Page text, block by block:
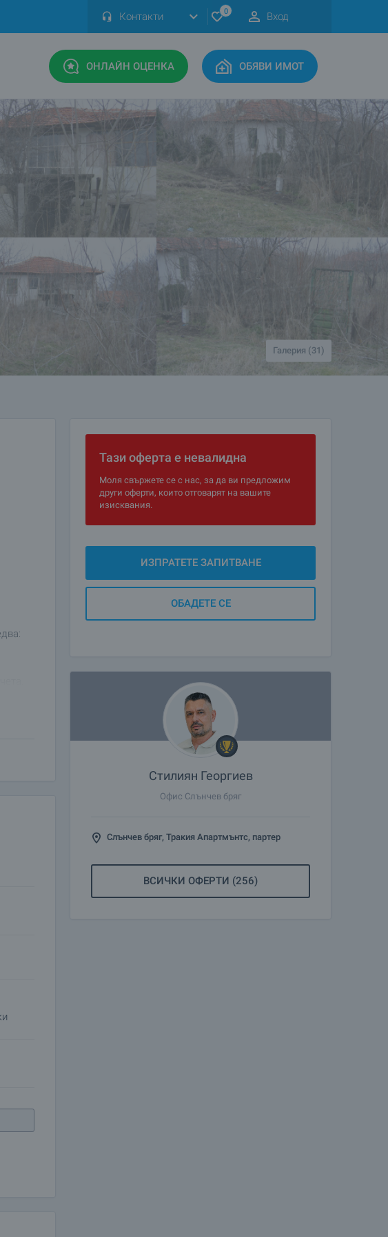
Контакти 0 Вход
ОНЛАЙН ОЦЕНКА ОБЯВИ ИМОТ
Галерия (31)
Тази оферта е невалидна
Моля свържете се с нас, за да ви предложим
други оферти, които отговарят на вашите
изисквания.
ИЗПРАТЕТЕ ЗАПИТВАНЕ
ОБАДЕТЕ СЕ
Стилиян Георгиев
Офис Слънчев бряг
Слънчев бряг, Тракия Апартмънтс, партер
ВСИЧКИ ОФЕРТИ (256)